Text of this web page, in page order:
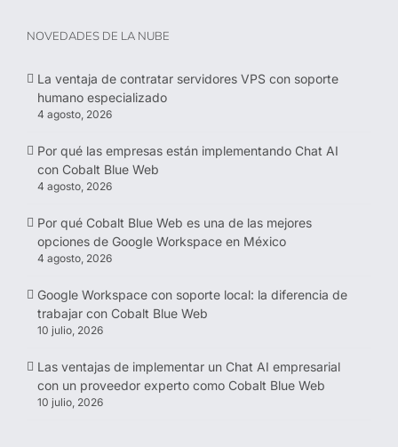
NOVEDADES DE LA NUBE
La ventaja de contratar servidores VPS con soporte
humano especializado
4 agosto, 2026
Por qué las empresas están implementando Chat AI
con Cobalt Blue Web
4 agosto, 2026
Por qué Cobalt Blue Web es una de las mejores
opciones de Google Workspace en México
4 agosto, 2026
Google Workspace con soporte local: la diferencia de
trabajar con Cobalt Blue Web
10 julio, 2026
Las ventajas de implementar un Chat AI empresarial
con un proveedor experto como Cobalt Blue Web
10 julio, 2026